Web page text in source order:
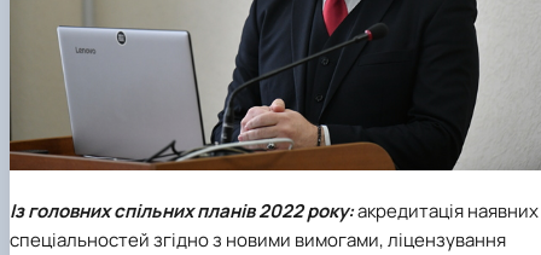
Із головних спільних планів 2022 року:акредитація наявних
спеціальностей згідно з новими вимогами, ліцензування